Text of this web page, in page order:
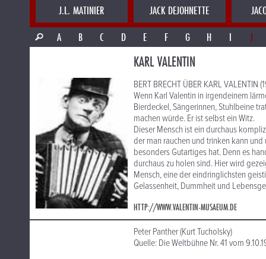
J.L. MATINIER JACK DEJOHNETTE
A
B C D E F G H I J
KARL VALENTIN
BERT BRECHT ÜBER KARL VALENTIN
Wenn Karl Valentin in irgendeinem
Bierdeckel, Sängerinnen, Stuhlbeine
machen würde. Er ist selbst ein Witz.
Dieser Mensch ist ein durchaus
der man rauchen und trinken kann
besonders Gutartiges hat. Denn es
durchaus zu holen sind. Hier wird
Mensch, eine der eindringlichsten
Gelassenheit, Dummheit und
HTTP://WWW.VALENTIN-MUSAEUM.DE
Peter Panther (Kurt Tucholsky)
Quelle: Die Weltbühne Nr. 41 vom